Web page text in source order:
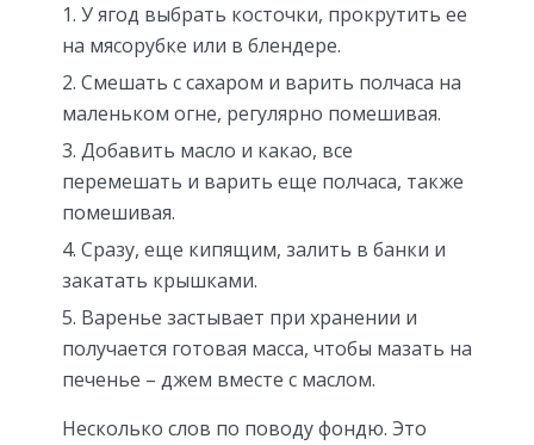
У ягод выбрать косточки, прокрутить ее
на мясорубке или в блендере.
Смешать с сахаром и варить полчаса на
маленьком огне, регулярно помешивая.
Добавить масло и какао, все
перемешать и варить еще полчаса, также
помешивая.
Сразу, еще кипящим, залить в банки и
закатать крышками.
Варенье застывает при хранении и
получается готовая масса, чтобы мазать на
печенье – джем вместе с маслом.
Несколько слов по поводу фондю. Это